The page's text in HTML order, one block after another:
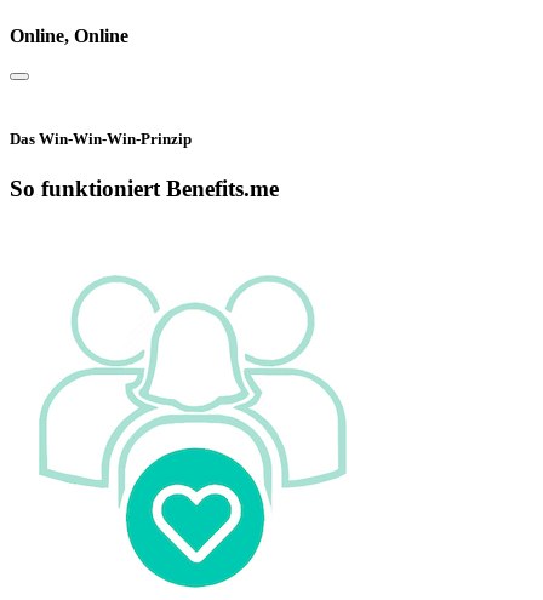
Online, Online
Das Win-Win-Win-Prinzip
So funktioniert Benefits.me